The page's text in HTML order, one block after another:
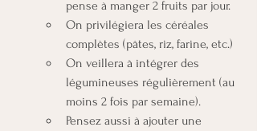
pense à manger 2 fruits par jour.
On privilégiera les céréales
complètes (pâtes, riz, farine, etc.)
On veillera à intégrer des
légumineuses régulièrement (au
moins 2 fois par semaine).
Pensez aussi à ajouter une